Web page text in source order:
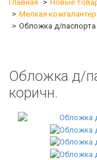
Главная Новые
Мелкая
Обложка д/
Обложка д/
коричн.